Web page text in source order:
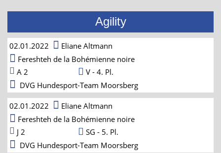
Agility
02.01.2022
Eliane Altmann
Fereshteh de la Bohémienne noire
A 2
V - 4. Pl.
DVG Hundesport-Team Moorsberg
02.01.2022
Eliane Altmann
Fereshteh de la Bohémienne noire
J 2
SG - 5. Pl.
DVG Hundesport-Team Moorsberg